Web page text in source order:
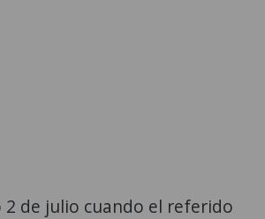
2 de julio cuando el referido